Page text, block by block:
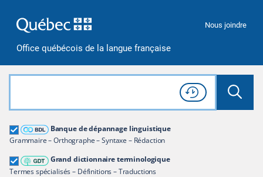
Office québécois de la langue française
Nous joindre
Rechercher dans tout le site
Lancer
Consulter l'
Historique
de recherche
Banque de dépannage linguistique
Grammaire – Orthographe – Syntaxe – Rédaction
Grand dictionnaire terminologique
Termes spécialisés – Définitions – Traductions
Grand dictionnaire terminologique
Restreindre aux termes